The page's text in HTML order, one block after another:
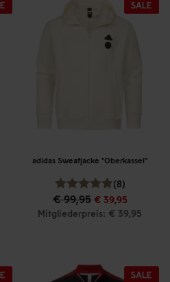
adidas Sweatjacke "Oberkassel"
(8)
€ 99,95 € 39,95
Mitgliederpreis: € 39,95